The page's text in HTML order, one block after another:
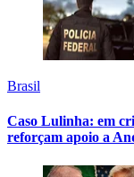
Brasil
Caso Lulinha: em
reforçam apoio a